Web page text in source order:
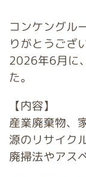
コンケングル
りがとうござ
2026年6月に
た。
【内容】
産業廃棄物、
源のリサイク
廃掃法やアス